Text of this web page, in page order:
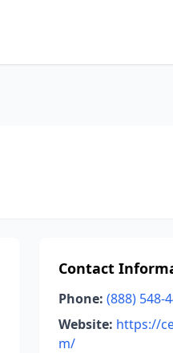
Contact
Phone: (888) 548-
Website: https://
m/